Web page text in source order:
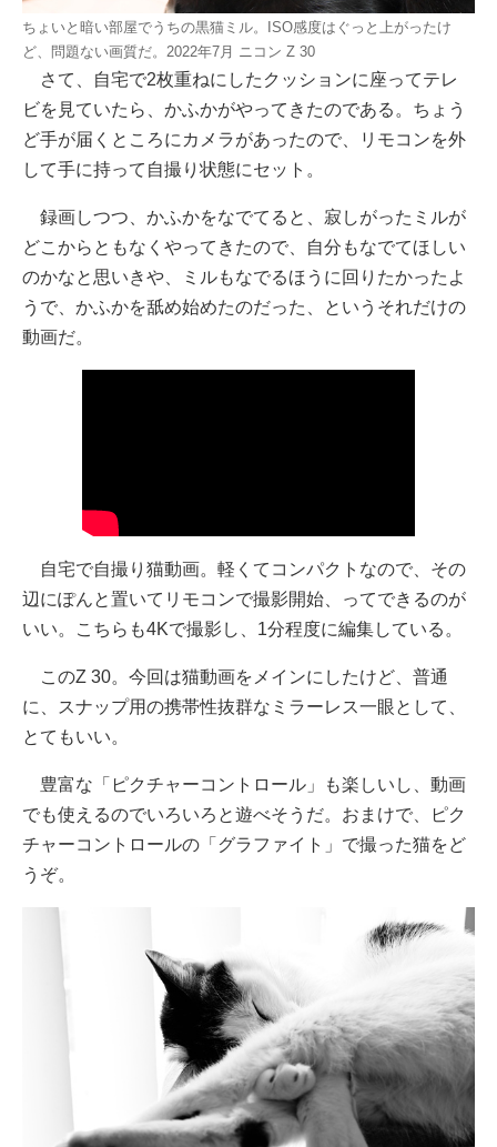
ちょいと暗い部屋でうちの黒猫ミル。ISO感度はぐっと上がったけ
ど、問題ない画質だ。2022年7月 ニコン Z 30
さて、自宅で2枚重ねにしたクッションに座ってテレ
ビを見ていたら、かふかがやってきたのである。ちょう
ど手が届くところにカメラがあったので、リモコンを外
して手に持って自撮り状態にセット。
録画しつつ、かふかをなでてると、寂しがったミルが
どこからともなくやってきたので、自分もなでてほしい
のかなと思いきや、ミルもなでるほうに回りたかったよ
うで、かふかを舐め始めたのだった、というそれだけの
動画だ。
自宅で自撮り猫動画。軽くてコンパクトなので、その
辺にぽんと置いてリモコンで撮影開始、ってできるのが
いい。こちらも4Kで撮影し、1分程度に編集している。
このZ 30。今回は猫動画をメインにしたけど、普通
に、スナップ用の携帯性抜群なミラーレス一眼として、
とてもいい。
豊富な「ピクチャーコントロール」も楽しいし、動画
でも使えるのでいろいろと遊べそうだ。おまけで、ピク
チャーコントロールの「グラファイト」で撮った猫をど
うぞ。